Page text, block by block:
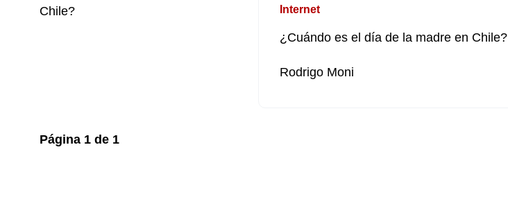
Internet
¿Cuándo es el día de la madre en Chile?
Rodrigo Moni
Página 1 de 1